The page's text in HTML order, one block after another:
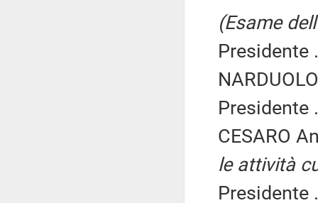
(Esame
Presidente
Presidente
CESARO
le attività
Presidente